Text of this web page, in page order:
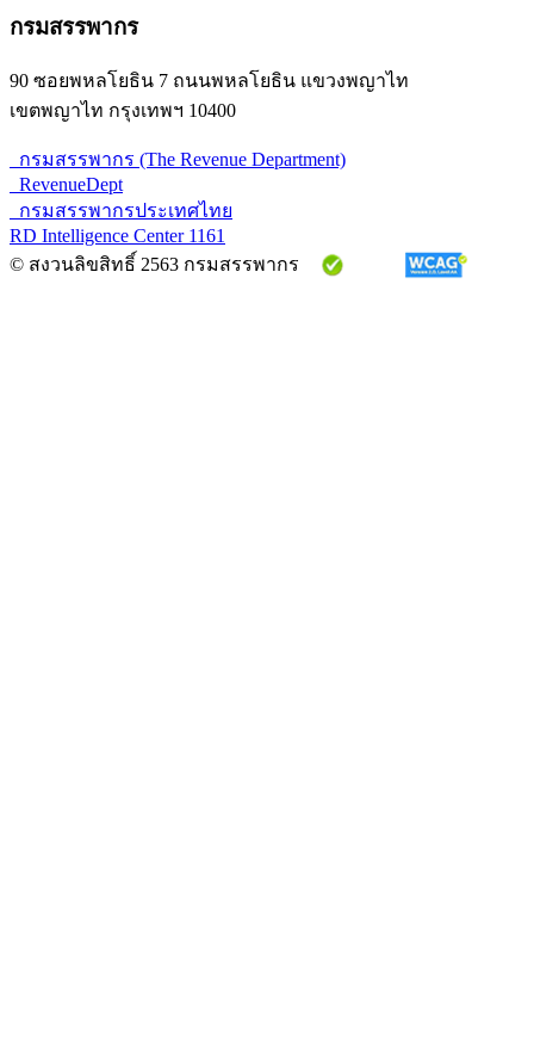
กรมสรรพากร
90 ซอยพหลโยธิน 7 ถนนพหลโยธิน แขวงพญาไท
เขตพญาไท กรุงเทพฯ 10400
กรมสรรพากร (The Revenue Department)
RevenueDept
กรมสรรพากรประเทศไทย
RD Intelligence Center 1161
© สงวนลิขสิทธิ์ 2563 กรมสรรพากร